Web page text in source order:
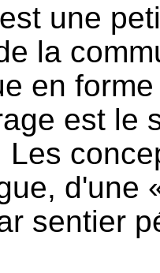
une
la
en
est le
Les
d'une
sentier